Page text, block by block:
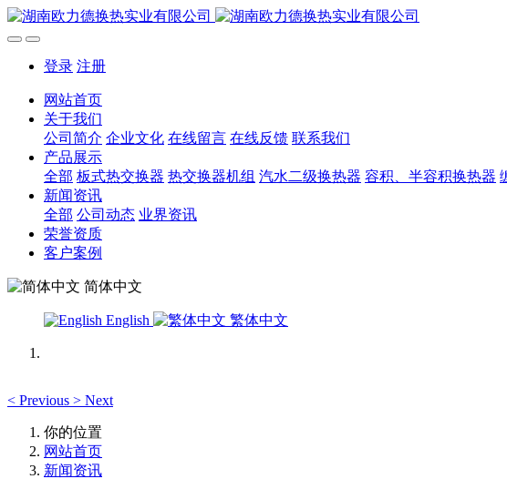
登录 注册
网站首页
关于我们
公司简介 企业文化 在线留言 在线反馈 联系我们
产品展示
全部 板式热交换器 热交换器机组 汽水二级换热器 容积、半容积换热器
新闻资讯
全部 公司动态 业界资讯
荣誉资质
客户案例
简体中文
English 繁体中文
< Previous > Next
你的位置
网站首页
新闻资讯